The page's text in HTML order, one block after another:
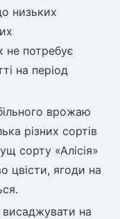
низьких
не потребує
на період
врожаю
різних сортів
сорту «Алісія»
цвісти, ягоди на
на